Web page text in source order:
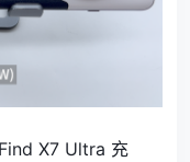
X7 Ultra 充